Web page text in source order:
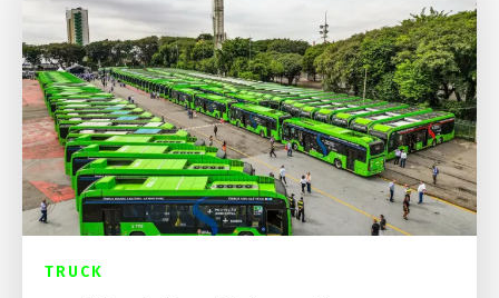
TRUCK